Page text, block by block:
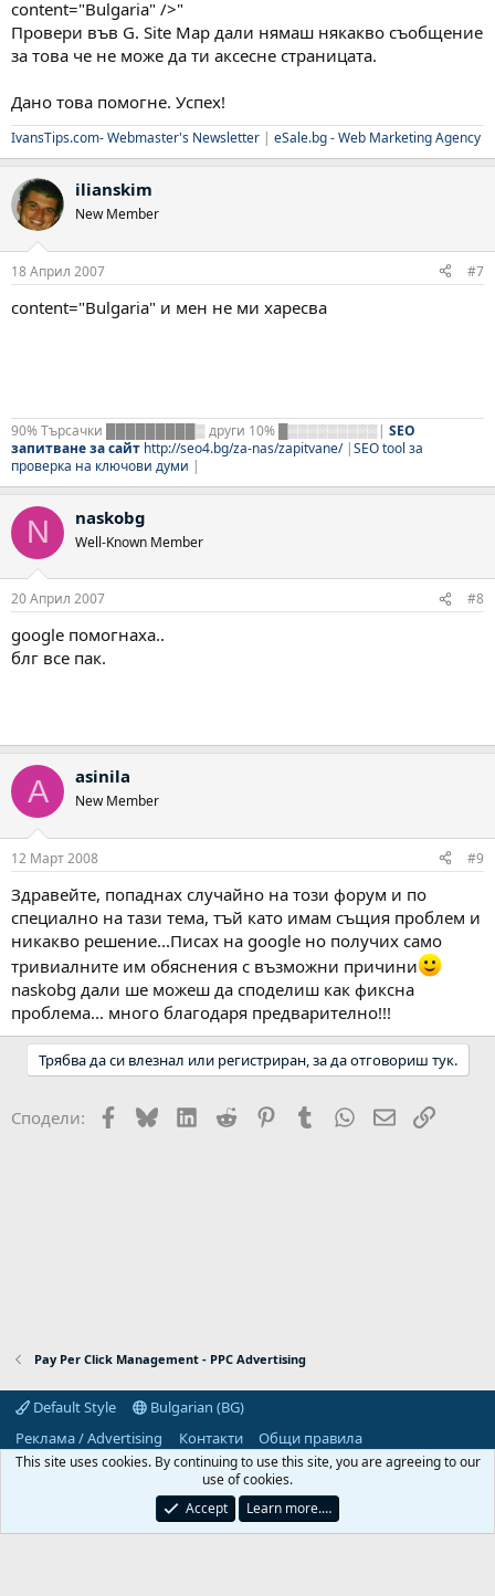
content="Bulgaria" />"
Провери във G. Site Map дали нямаш някакво съобщение
за това че не може да ти аксесне страницата.
Дано това помогне. Успех!
IvansTips.com- Webmaster's Newsletter | eSale.bg - Web Marketing Agency
ilianskim
New Member
18 Април 2007 #7
content="Bulgaria" и мен не ми харесва
90% Търсачки █████████▒ други 10% █▒▒▒▒▒▒▒▒▒| SEO
запитване за сайт http://seo4.bg/za-nas/zapitvane/|SEO tool за
проверка на ключови думи |
N naskobg
Well-Known Member
20 Април 2007 #8
google помогнаха..
блг все пак.
A asinila
New Member
12 Март 2008 #9
Здравейте, попаднах случайно на този форум и по
специално на тази тема, тъй като имам същия проблем и
никакво решение...Писах на google но получих само
тривиалните им обяснения с възможни причини
naskobg дали ше можеш да споделиш как фиксна
проблема... много благодаря предварително!!!
Трябва да си влезнал или регистриран, за да отговориш тук.
Сподели: Facebook
BlueskyLinkedIn
Reddit PinterestTumblr WhatsApp
EmailLink
Pay Per Click Management - PPC Advertising
Default Style
Bulgarian (BG)
Реклама / Advertising
Контакти
Общи правила
Декларация за поверителност
Помощ Начало
R
S
Predpriemach.com © 2006-2026. Hosting by:
This site uses cookies. By continuing to use this site, you are agreeing to our
use of cookies.
Accept
Learn more.…